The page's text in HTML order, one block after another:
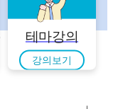
테마강의
강의보기